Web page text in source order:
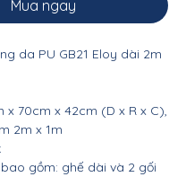
Mua ngay
da PU GB21 Eloy dài 2m
x 70cm x 42cm (D x R x C),
2m x 1m
gồm: ghế dài và 2 gối